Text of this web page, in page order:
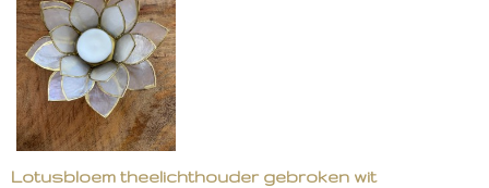
Lotusbloem theelichthouder gebroken wit